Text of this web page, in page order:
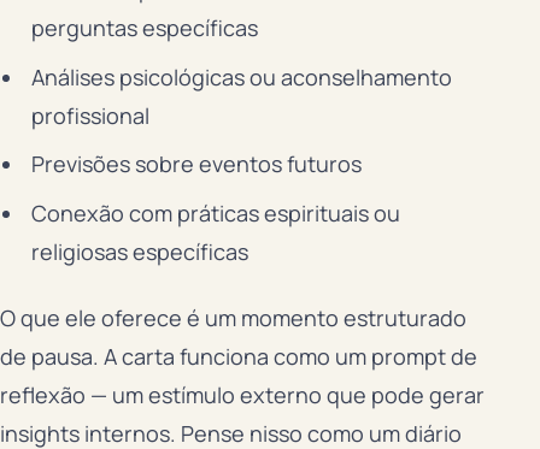
perguntas específicas
Análises psicológicas ou aconselhamento
profissional
Previsões sobre eventos futuros
Conexão com práticas espirituais ou
religiosas específicas
O que ele oferece é um momento estruturado
de pausa. A carta funciona como um prompt de
reflexão — um estímulo externo que pode gerar
insights internos. Pense nisso como um diário